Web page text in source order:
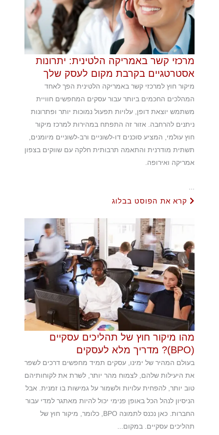
מרכזי קשר באמריקה הלטינית: יתרונות
אסטרטגיים בקרבת מקום לעסק שלך
מיקור חוץ למרכזי קשר באמריקה הלטינית הפך לאחד
המהלכים החכמים ביותר עבור עסקים המחפשים חוויית
משתמש יוצאת דופן, עלויות תפעול נמוכות יותר ופתרונות
ניתנים להרחבה. אזור זה התפתח במהירות למרכז מיקור
חוץ עולמי, המציע סוכנים דו-לשוניים ורב-לשוניים מיומנים,
תשתית מודרנית והתאמה תרבותית חלקה עם שווקים בצפון
אמריקה ואירופה.
קרא את הפוסט בבלוג
מהו מיקור חוץ של תהליכים עסקיים
בעולם המהיר של ימינו, עסקים תמיד מחפשים דרכים לשפר
את היעילות שלהם, לצמוח מהר יותר, לשרת את לקוחותיהם
טוב יותר, להפחית עלויות ולשמור על גמישות בו זמנית. אבל
הניסיון לנהל הכל באופן פנימי יכול להיות מאתגר למדי עבור
החברות. כאן נכנס לתמונה BPO, כלומר, מיקור חוץ של
תהליכים עסקיים. במקום...